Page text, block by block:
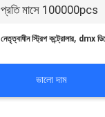
প্রতি মাসে 100000pcs
নেতৃত্বাধীন স্ট্রিপ কন্ট্রোলার, dmx
ভালো দাম